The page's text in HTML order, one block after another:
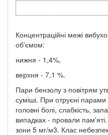
Концентраційні межі
об'ємом:
нижня - 1,4%,
верхня - 7,1 %.
Пари бензолу з повітрям
суміші. При отруєні
головні болі, слабкість,
випадках - провали пам'яті.
зони 5 мг/м3. Клас